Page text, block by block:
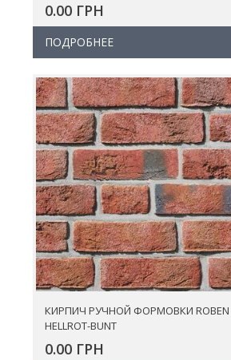
0.00 ГРН
ПОДРОБНЕЕ
КИРПИЧ РУЧНОЙ ФОРМОВКИ ROBEN
HELLROT-BUNT
0.00 ГРН